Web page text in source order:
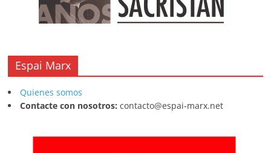
Espai Marx
Quienes somos
Contacte con nosotros: contacto@espai-marx.net